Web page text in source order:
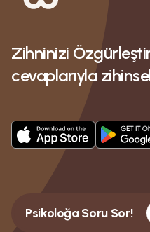
Zihninizi
cevaplarıyla
Psikoloğa Soru Sor!